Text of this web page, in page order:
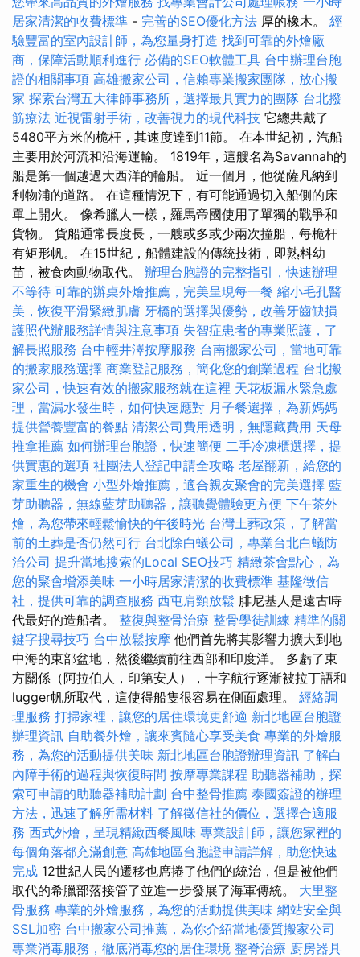
居家清潔的收費標準 - 完善的SEO優化方法 厚的橡木。 經
驗豐富的室內設計師，為您量身打造 找到可靠的外燴廠
商，保障活動順利進行 必備的SEO軟體工具 台中辦理台胞
證的相關事項 高雄搬家公司，信賴專業搬家團隊，放心搬
家 探索台灣五大律師事務所，選擇最具實力的團隊 台北撥
筋療法 近視雷射手術，改善視力的現代科技 它總共戴了
5480平方米的桅杆，其速度達到11節。 在本世紀初，汽船
主要用於河流和沿海運輸。 1819年，這艘名為Savannah的
船是第一個越過大西洋的輪船。 近一個月，他從薩凡納到
利物浦的道路。 在這種情況下，有可能通過切入船側的床
單上開火。 像希臘人一樣，羅馬帝國使用了單獨的戰爭和
貨物。 貨船通常長度長，一艘或多或少兩次撞船，每桅杆
有矩形帆。 在15世紀，船體建設的傳統技術，即熟料幼
苗，被食肉動物取代。 辦理台胞證的完整指引，快速辦理
不等待 可靠的辦桌外燴推薦，完美呈現每一餐 縮小毛孔醫
美，恢復平滑緊緻肌膚 牙橋的選擇與優勢，改善牙齒缺損
護照代辦服務詳情與注意事項 失智症患者的專業照護，了
解長照服務 台中輕井澤按摩服務 台南搬家公司，當地可靠
的搬家服務選擇 商業登記服務，簡化您的創業過程 台北搬
家公司，快速有效的搬家服務就在這裡 天花板漏水緊急處
理，當漏水發生時，如何快速應對 月子餐選擇，為新媽媽
提供營養豐富的餐點 清潔公司費用透明，無隱藏費用 天母
推拿推薦 如何辦理台胞證，快速簡便 二手冷凍櫃選擇，提
供實惠的選項 社團法人登記申請全攻略 老屋翻新，給您的
家重生的機會 小型外燴推薦，適合親友聚會的完美選擇 藍
芽助聽器，無線藍芽助聽器，讓聽覺體驗更方便 下午茶外
燴，為您帶來輕鬆愉快的午後時光 台灣土葬政策，了解當
前的土葬是否仍然可行 台北除白蟻公司，專業台北白蟻防
治公司 提升當地搜索的Local SEO技巧 精緻茶會點心，為
您的聚會增添美味 一小時居家清潔的收費標準 基隆徵信
社，提供可靠的調查服務 西屯肩頸放鬆 腓尼基人是遠古時
代最好的造船者。 整復與整骨治療 整骨學徒訓練 精準的關
鍵字搜尋技巧 台中放鬆按摩 他們首先將其影響力擴大到地
中海的東部盆地，然後繼續前往西部和印度洋。 多虧了東
方關係（阿拉伯人，印第安人），十字航行逐漸被拉丁語和
lugger帆所取代，這使得船隻很容易在側面處理。 經絡調
理服務 打掃家裡，讓您的居住環境更舒適 新北地區台胞證
辦理資訊 自助餐外燴，讓來賓隨心享受美食 專業的外燴服
務，為您的活動提供美味 新北地區台胞證辦理資訊 了解白
內障手術的過程與恢復時間 按摩專業課程 助聽器補助，探
索可申請的助聽器補助計劃 台中整骨推薦 泰國簽證的辦理
方法，迅速了解所需材料 了解徵信社的價位，選擇合適服
務 西式外燴，呈現精緻西餐風味 專業設計師，讓您家裡的
每個角落都充滿創意 高雄地區台胞證申請詳解，助您快速
完成 12世紀人民的遷移也席捲了他們的統治，但是被他們
取代的希臘部落接管了並進一步發展了海軍傳統。 大里整
骨服務 專業的外燴服務，為您的活動提供美味 網站安全與
SSL加密 台中搬家公司推薦，為你介紹當地優質搬家公司
專業消毒服務，徹底消毒您的居住環境 整脊治療 廚房器具